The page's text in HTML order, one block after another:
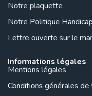
Notre plaquette
Notre Politique
Lettre ouverte sur le
Informations légales
Mentions légales
Conditions générales de